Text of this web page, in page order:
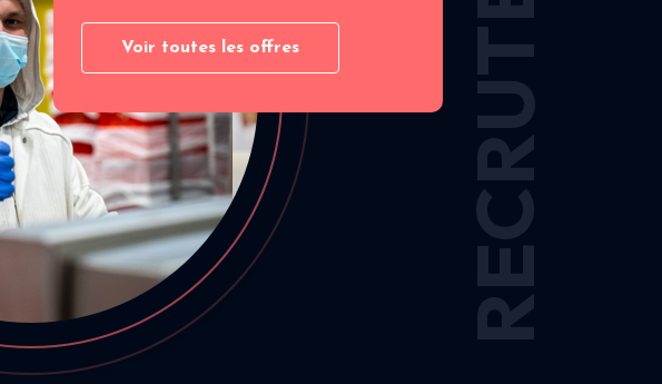
Voir toutes les offres